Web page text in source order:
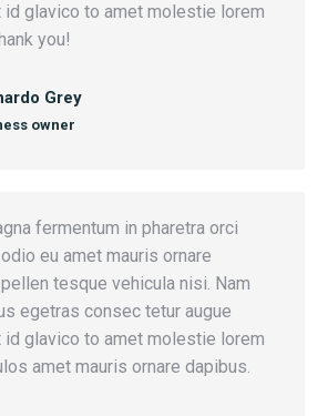
id glavico to amet molestie lorem
you!
Grey
owner
fermentum in pharetra orci
eu amet mauris ornare
tesque vehicula nisi. Nam
egetras consec tetur augue
id glavico to amet molestie lorem
amet mauris ornare dapibus.